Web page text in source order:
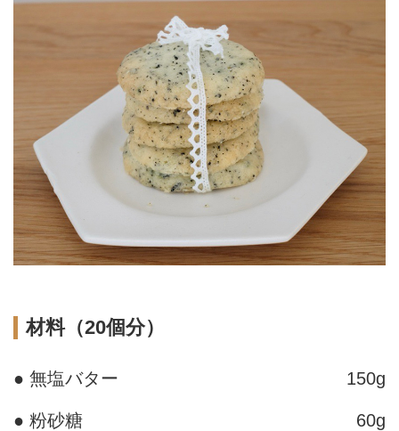
材料（20個分）
● 無塩バター 150g
● 粉砂糖 60g